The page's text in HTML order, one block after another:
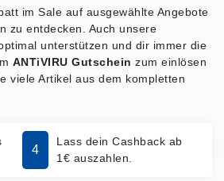
im Sale auf ausgewählte Angebote
zu entdecken. Auch unsere
unterstützen und dir immer die
ANTiVIRU Gutschein zum einlösen
viele Artikel aus dem kompletten
4
Lass dein Cashback ab
1€ auszahlen.